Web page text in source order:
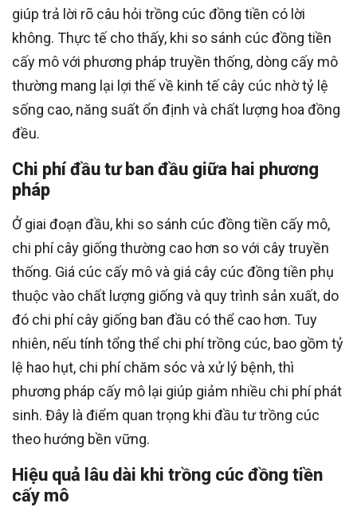
giúp trả lời rõ câu hỏi trồng cúc đồng tiền có lời
không. Thực tế cho thấy, khi so sánh cúc đồng tiền
cấy mô với phương pháp truyền thống, dòng cấy mô
thường mang lại lợi thế về kinh tế cây cúc nhờ tỷ lệ
sống cao, năng suất ổn định và chất lượng hoa đồng
đều.
Chi phí đầu tư ban đầu giữa hai phương
pháp
Ở giai đoạn đầu, khi so sánh cúc đồng tiền cấy mô,
chi phí cây giống thường cao hơn so với cây truyền
thống. Giá cúc cấy mô và giá cây cúc đồng tiền phụ
thuộc vào chất lượng giống và quy trình sản xuất, do
đó chi phí cây giống ban đầu có thể cao hơn. Tuy
nhiên, nếu tính tổng thể chi phí trồng cúc, bao gồm tỷ
lệ hao hụt, chi phí chăm sóc và xử lý bệnh, thì
phương pháp cấy mô lại giúp giảm nhiều chi phí phát
sinh. Đây là điểm quan trọng khi đầu tư trồng cúc
theo hướng bền vững.
Hiệu quả lâu dài khi trồng cúc đồng tiền
cấy mô